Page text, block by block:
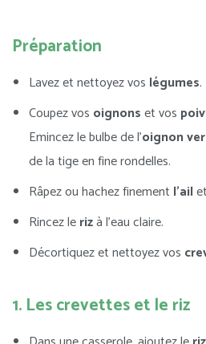
Préparation
Lavez et nettoyez vos légumes.
Coupez vos oignonset vos
Emincez le bulbe de l’oignon
de la tige en fine rondelles.
Râpez ou hachez finement l’ail
Rincez lerizà l’eau claire.
Décortiquez et nettoyez vos
1. Les crevettes et le riz